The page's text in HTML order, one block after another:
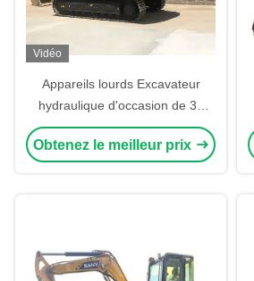
Vidéo
Appareils lourds Excavateur
hydraulique d'occasion de 36
tonnes Grand gratte-ciel
hydraulique Cat336 original
Obtenez le meilleur prix